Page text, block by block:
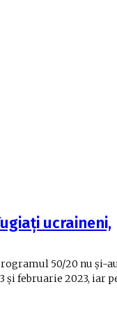
ucraineni,
50/20 nu și-
februarie 2023, iar